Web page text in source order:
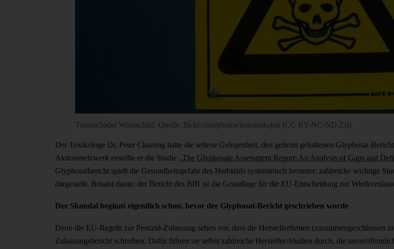
Totenschädel Warnschild. Quelle: flickr.com/photos/konstruksjon (CC BY-NC-ND 2.0)
Der Toxikologe Dr. Peter Clausing hatte die seltene Gelegenheit, den geheim gehaltenen Glyphosat-
Aktionsnetzwerk erstellte er die Studie „The Glyphosate Assessment Report: An Analysis of Gaps and
Glyphosatbericht spielt die Gesundheitsgefahr des Herbizids systematisch herunter: zahlreiche wichtige
dargestellt. Brisant daran: der Bericht des BfR ist die Grundlage für die EU-Entscheidung zur
Der Skandal beginnt eigentlich schon, bevor der Glyphosat-Bericht geschrieben wurde
Denn die EU-Regeln zur Pestizid-Zulassung sehen vor, dass die Herstellerfirmen (zusammengeschlossen
Zulassungsbericht schreiben. Dafür führen sie selbst zahlreiche Hersteller-Studien durch, die